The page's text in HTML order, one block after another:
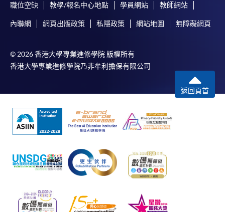
職位空缺 教學/報名中心地點 學員網站 教師網站
內聯網 網頁出版政策 私隱政策 網站地圖 無障礙網頁
© 2026 香港大學專業進修學院 版權所有
香港大學專業進修學院乃非牟利擔保有限公司
返回頁首